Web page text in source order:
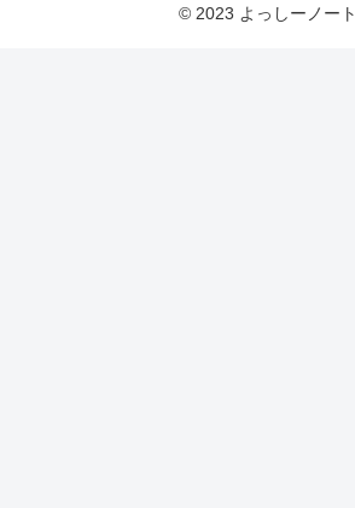
© 2023 よっしーノート.